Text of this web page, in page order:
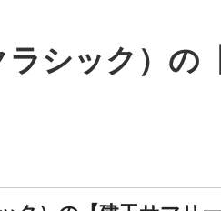
シック）の